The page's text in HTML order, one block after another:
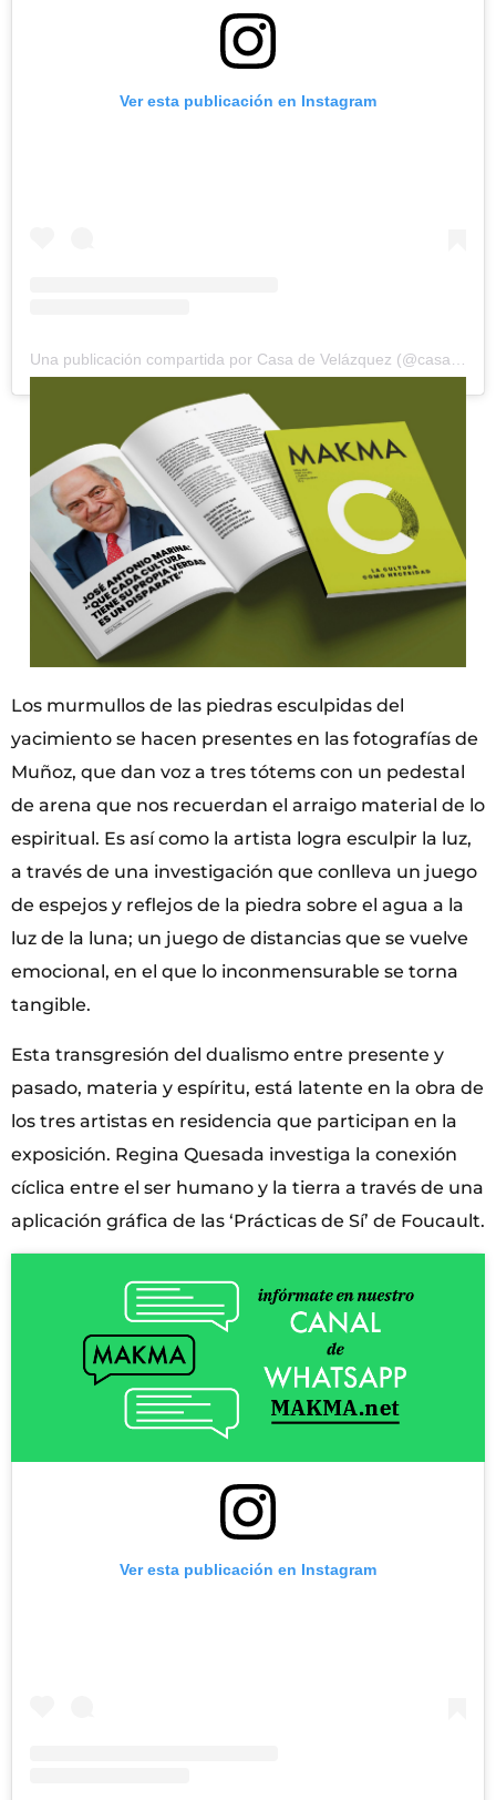
Ver esta publicación en Instagram
Los murmullos de las piedras esculpidas del
yacimiento se hacen presentes en las fotografías de
Muñoz, que dan voz a tres tótems con un pedestal
de arena que nos recuerdan el arraigo material de lo
espiritual. Es así como la artista logra esculpir la luz,
a través de una investigación que conlleva un juego
de espejos y reflejos de la piedra sobre el agua a la
luz de la luna; un juego de distancias que se vuelve
emocional, en el que lo inconmensurable se torna
tangible.
Esta transgresión del dualismo entre presente y
pasado, materia y espíritu, está latente en la obra de
los tres artistas en residencia que participan en la
exposición. Regina Quesada investiga la conexión
cíclica entre el ser humano y la tierra a través de una
aplicación gráfica de las ‘Prácticas de Sí’ de Foucault.
Ver esta publicación en Instagram